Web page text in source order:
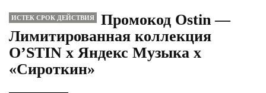
ИСТЕК СРОК ДЕЙСТВИЯ
Промокод Ostin —
Лимитированная коллекция
O’STIN х Яндекс Музыка x
«Сироткин»